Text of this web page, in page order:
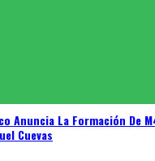
Anuncia La Formación De
Cuevas